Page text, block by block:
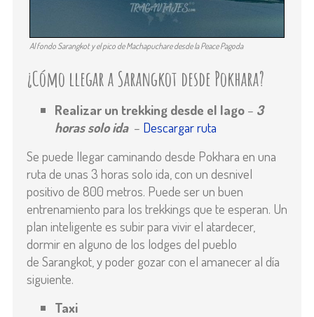
Al fondo Sarangkot y el pico de Machapuchare desde la Peace Pagoda
¿Cómo llegar a Sarangkot desde Pokhara?
Realizar un trekking desde el lago – 3
horas solo ida – Descargar ruta
Se puede llegar caminando desde Pokhara en una
ruta de unas 3 horas solo ida, con un desnivel
positivo de 800 metros. Puede ser un buen
entrenamiento para los trekkings que te esperan. Un
plan inteligente es subir para vivir el atardecer,
dormir en alguno de los lodges del pueblo
de Sarangkot, y poder gozar con el amanecer al día
siguiente.
Taxi